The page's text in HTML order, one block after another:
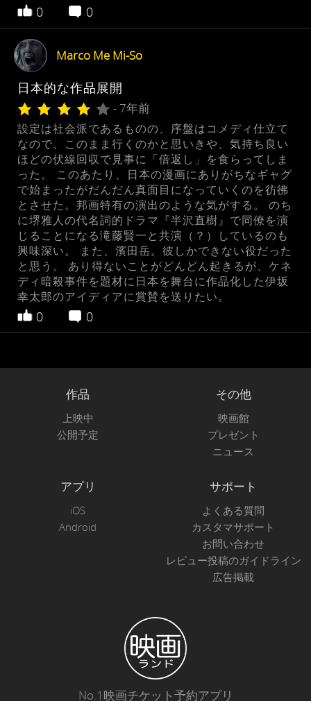
0 0
Marco Me Mi-So
日本的な作品展開
- 7年前
設定は社会派であるものの、序盤はコメディ仕立て
なので、このまま行くのかと思いきや、気持ち良い
ほどの伏線回収で見事に「倍返し」を食らってしま
った。 このあたり、日本の漫画にありがちなギャグ
で始まったがだんだん真面目になっていくのを彷彿
とさせた。邦画特有の演出のような気がする。 のち
に堺雅人の代名詞的ドラマ『半沢直樹』で同僚を演
じることになる滝藤賢一と共演（？）しているのも
興味深い。 また、濱田岳。彼しかできない役だった
と思う。 あり得ないことがどんどん起きるが、ケネ
ディ暗殺事件を題材に日本を舞台に作品化した伊坂
幸太郎のアイディアに賞賛を送りたい。
0 0
作品
上映中
公開予定
その他
映画館
プレゼント
ニュース
アプリ
iOS
Android
サポート
よくある質問
カスタマサポート
お問い合わせ
レビュー投稿のガイドライン
広告掲載
No.1映画チケット予約アプリ